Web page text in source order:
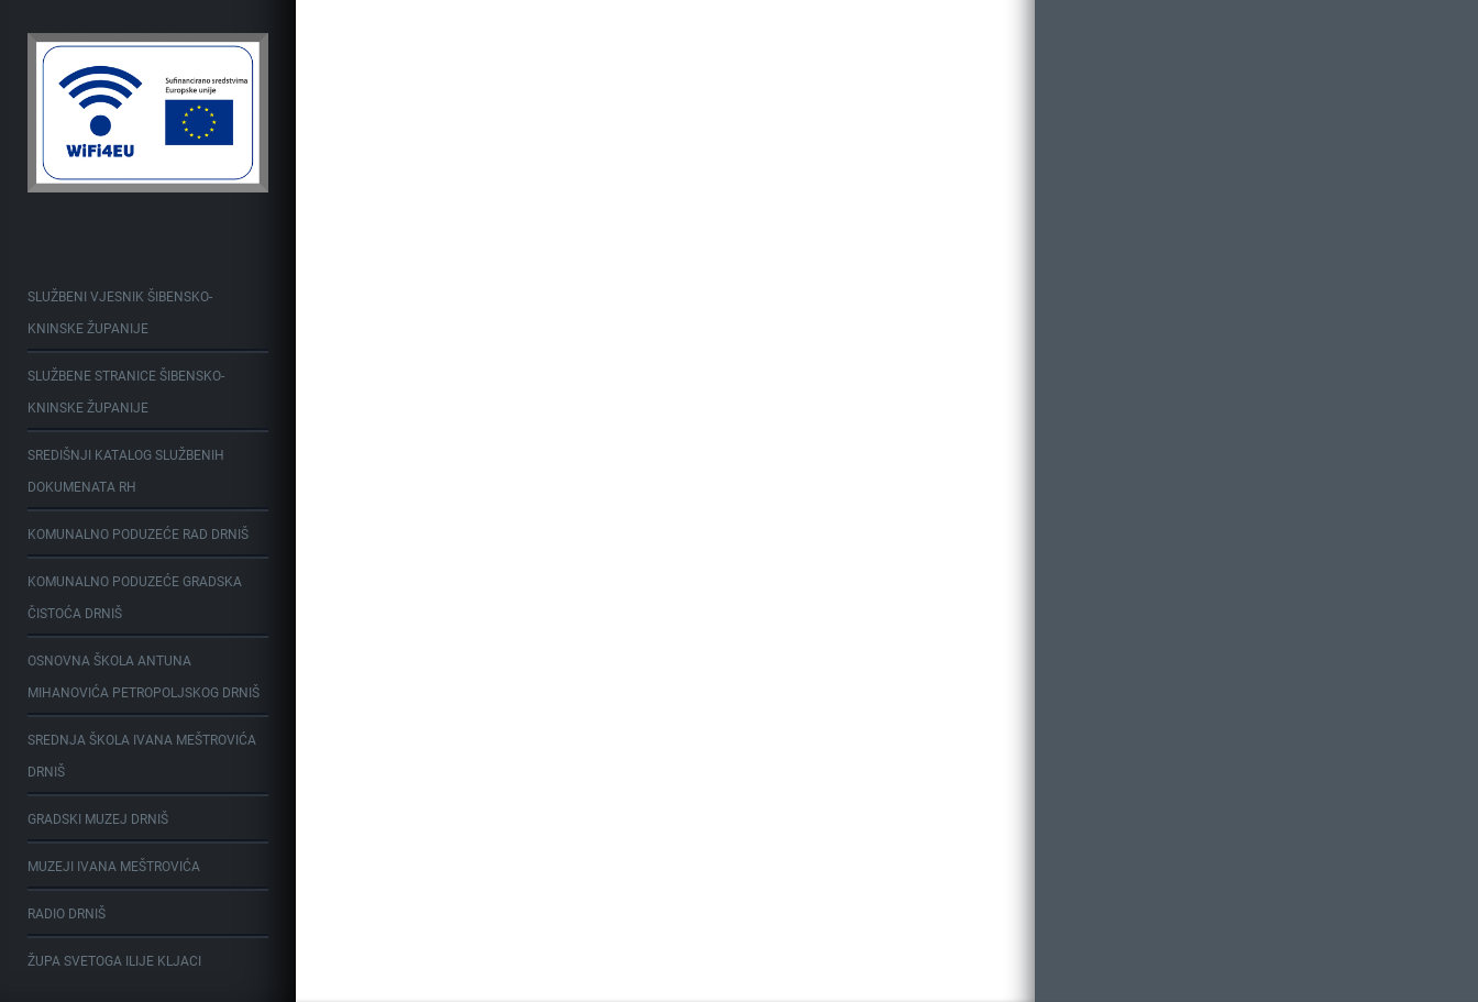
SLUŽBENI VJESNIK ŠIBENSKO-
KNINSKE ŽUPANIJE
SLUŽBENE STRANICE ŠIBENSKO-
KNINSKE ŽUPANIJE
SREDIŠNJI KATALOG SLUŽBENIH
DOKUMENATA RH
KOMUNALNO PODUZEĆE RAD DRNIŠ
KOMUNALNO PODUZEĆE GRADSKA
ČISTOĆA DRNIŠ
OSNOVNA ŠKOLA ANTUNA
MIHANOVIĆA PETROPOLJSKOG DRNIŠ
SREDNJA ŠKOLA IVANA MEŠTROVIĆA
DRNIŠ
GRADSKI MUZEJ DRNIŠ
MUZEJI IVANA MEŠTROVIĆA
RADIO DRNIŠ
ŽUPA SVETOGA ILIJE KLJACI